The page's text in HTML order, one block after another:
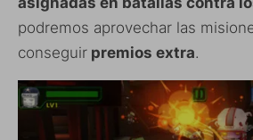
podremos aprovechar las
conseguir premios extra.